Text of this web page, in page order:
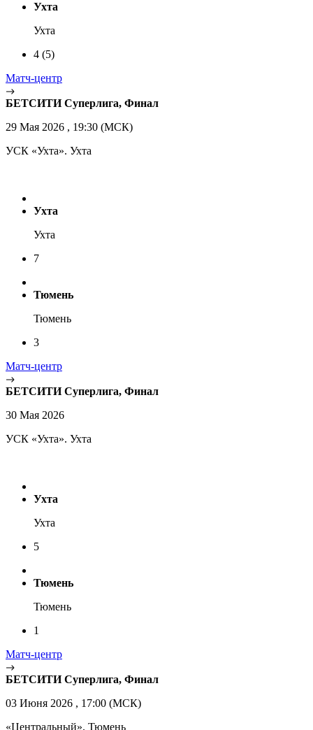
Ухта
Ухта
4 (5)
Матч-центр
БЕТСИТИ Суперлига, Финал
29 Мая 2026 , 19:30 (МСК)
УСК «Ухта». Ухта
Ухта
Ухта
7
Тюмень
Тюмень
3
Матч-центр
БЕТСИТИ Суперлига, Финал
30 Мая 2026
УСК «Ухта». Ухта
Ухта
Ухта
5
Тюмень
Тюмень
1
Матч-центр
БЕТСИТИ Суперлига, Финал
03 Июня 2026 , 17:00 (МСК)
«Центральный». Тюмень